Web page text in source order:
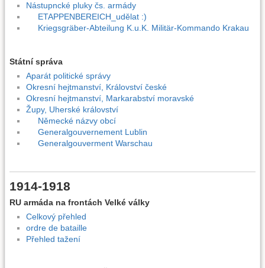
Nástupncké pluky čs. armády
ETAPPENBEREICH_udělat :)
Kriegsgräber-Abteilung K.u.K. Militär-Kommando Krakau
Státní správa
Aparát politické správy
Okresní hejtmanství, Království české
Okresní hejtmanství, Markarabství moravské
Župy, Uherské království
Německé názvy obcí
Generalgouvernement Lublin
Generalgouverment Warschau
1914-1918
RU armáda na frontách Velké války
Celkový přehled
ordre de bataille
Přehled tažení